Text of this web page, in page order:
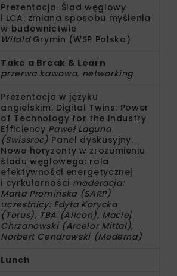
Prezentacja. Ślad węglowy
i LCA: zmiana sposobu myślenia
w budownictwie
WitoldGrymin (WSP Polska)
Take a Break & Learn
przerwa kawowa, networking
Prezentacja w języku
angielskim. Digital Twins: Power
of Technology for the Industry
Efficiency Paweł Laguna
(Swissroc) Panel dyskusyjny.
Nowe horyzonty w zrozumieniu
śladu węglowego: rola
efektywności energetycznej
i cyrkularności moderacja:
Marta Promińska (SARP)
uczestnicy: Edyta Korycka
(Torus), TBA (Allcon), Maciej
Chrzanowski (Arcelor Mittal),
Norbert Cendrowski (Moderna)
Lunch